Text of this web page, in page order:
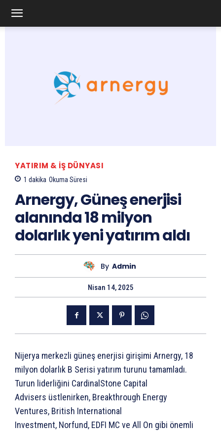
YATIRIM & İŞ DÜNYASI
1 dakika Okuma Süresi
Arnergy, Güneş enerjisi
alanında 18 milyon
dolarlık yeni yatırım aldı
By Admin
Nisan 14, 2025
Nijerya merkezli güneş enerjisi girişimi Arnergy, 18
milyon dolarlık B Serisi yatırım turunu tamamladı.
Turun liderliğini CardinalStone Capital
Advisers üstlenirken, Breakthrough Energy
Ventures, British International
Investment, Norfund, EDFI MC ve All On gibi önemli